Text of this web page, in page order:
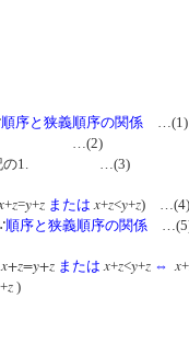
順序と狭義順序の関係 …(1)
質 …(2)
の1. …(3)
+z=y+z または x+z<y+z)
順序と狭義順序の関係
x+z=y+z または x+z<y+z ⇔ x+
+z )